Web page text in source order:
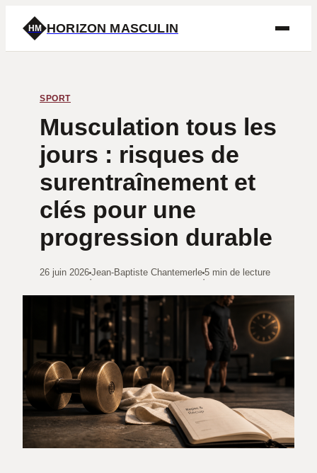
HM HORIZON MASCULIN
SPORT
Musculation tous les
jours : risques de
surentraînement et
clés pour une
progression durable
26 juin 2026
·
Jean-Baptiste Chantemerle
·
5 min de lecture